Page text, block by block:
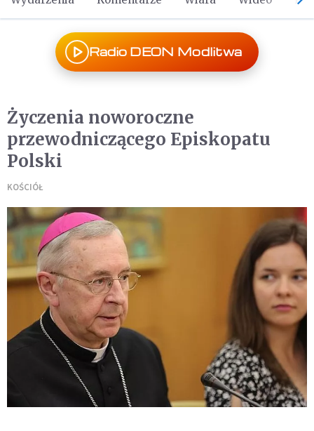
Radio DEON Modlitwa
Życzenia noworoczne
przewodniczącego Episkopatu
Polski
KOŚCIÓŁ